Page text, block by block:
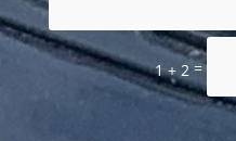
1 + 2 =